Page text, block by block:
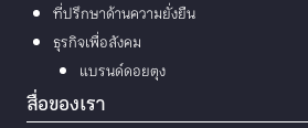
ที่ปรึกษาด้านความยั่งยืน
ธุรกิจเพื่อสังคม
แบรนด์ดอยตุง
สื่อของเรา